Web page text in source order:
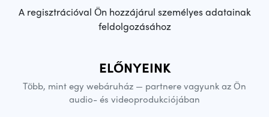
A regisztrációval Ön hozzájárul személyes adatainak
feldolgozásához
ELŐNYEINK
Több, mint egy webáruház — partnere vagyunk az Ön
audio- és videoprodukciójában